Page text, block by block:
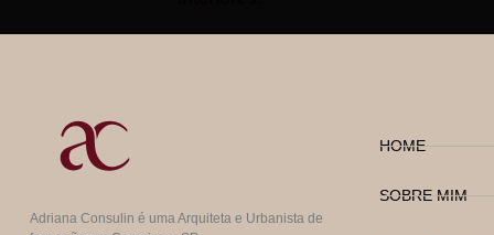
Adriana Consulin é uma Arquiteta e Urbanista de
HOME
SOBRE MIM